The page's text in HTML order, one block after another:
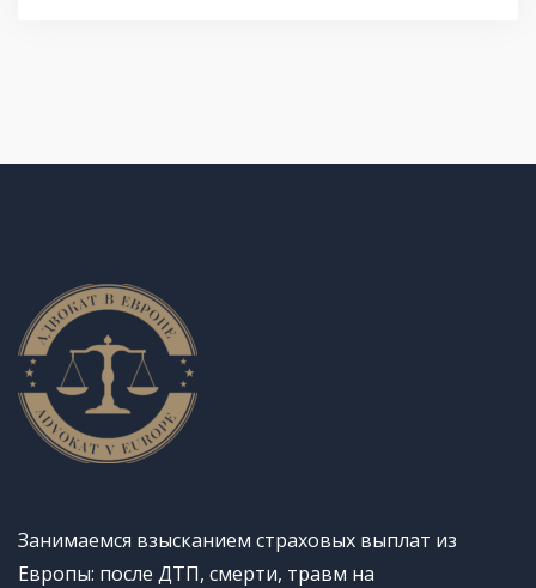
Занимаемся взысканием страховых выплат из
Европы: после ДТП, смерти, травм на